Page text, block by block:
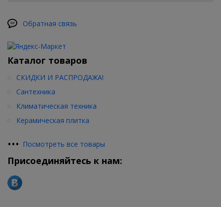
Обратная связь
Каталог товаров
СКИДКИ И РАСПРОДАЖА!
Сантехника
Климатическая техника
Керамическая плитка
••• Посмотреть все товары
Присоединяйтесь к нам: